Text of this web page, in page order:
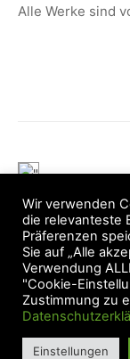
Alle Werke sind
Wir verwenden
die relevanteste
Präferenzen
Sie auf „Alle
Verwendung
"Cookie-
Zustimmung zu
Einstellungen